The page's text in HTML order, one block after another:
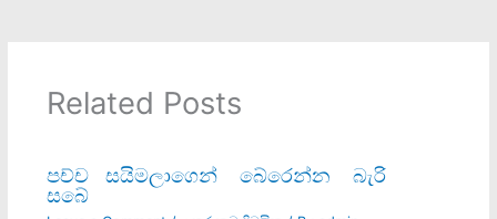
Related Posts
පච්ච සයිමලාගෙන් බේරෙන්න බැරි
සබේ